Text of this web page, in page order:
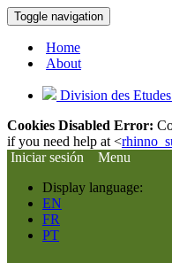
Toggle navigation
Home
About
Division des
Cookies Disabled Error:
if you need help at <
Iniciar sesión
Menu
Display language:
EN
FR
PT